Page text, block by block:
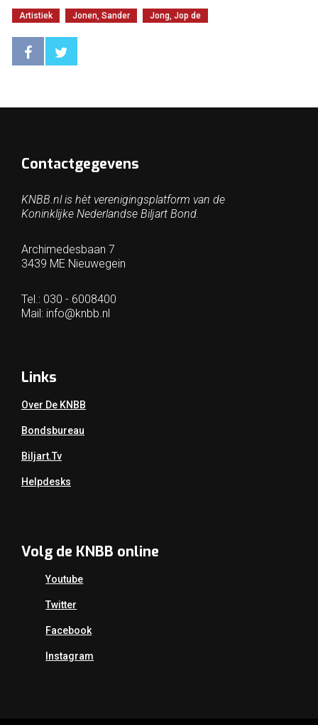
Artistiek Jonen, Sander Jong, Jop de
Contactgegevens
KNBB.nl is hèt verenigingsplatform van de
Koninklijke Nederlandse Biljart Bond.
Archimedesbaan 7
3439 ME Nieuwegein
Tel.: 030 - 6008400
Mail: info@knbb.nl
Links
Over De KNBB
Bondsbureau
Biljart.tv
Helpdesks
Volg de KNBB online
Youtube
Twitter
Facebook
Instagram